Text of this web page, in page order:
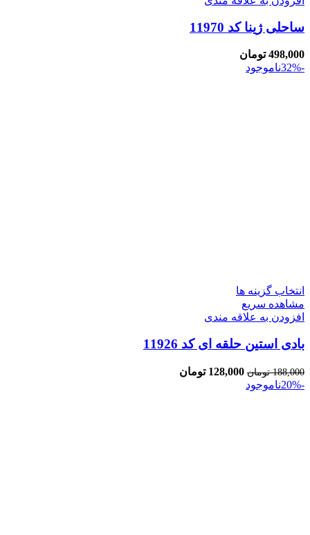
ساحلی ژینا کد 11970
498,000 تومان
-32%
ناموجود
انتخاب گزینه ها
مشاهده سریع
افزودن به علاقه مندی
بادی استین حلقه ای کد 11926
188,000 تومان 128,000 تومان
-20%
ناموجود